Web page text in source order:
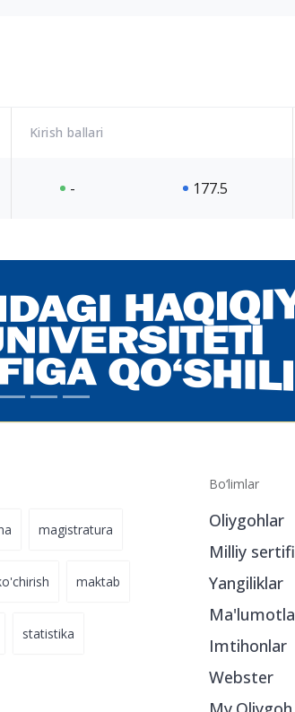
Kirish ballari
- 177.5
magistratura
maktab
statistika
Bo‘limlar
Oliygohlar
Milliy
Yangiliklar
Imtihonlar
Webster